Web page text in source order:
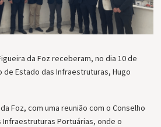
da Foz receberam, no dia 10 de
de Estado das Infraestruturas, Hugo
Foz, com uma reunião com o Conselho
Infraestruturas Portuárias, onde o